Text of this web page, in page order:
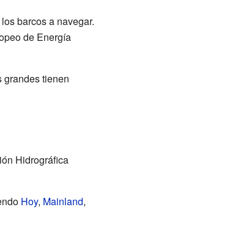
barcos a navegar.
de Energía
grandes tienen
Hidrográfica
Hoy, Mainland,